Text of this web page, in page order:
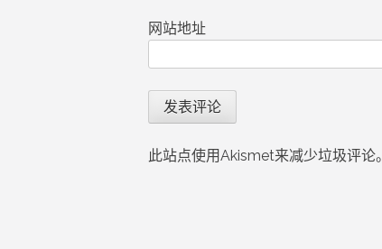
网站地址
此站点使用Akismet来减少垃圾评论。